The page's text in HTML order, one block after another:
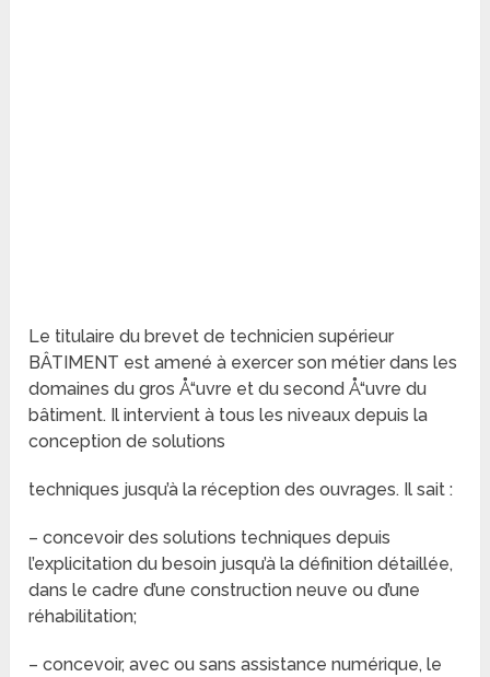
Le titulaire du brevet de technicien supérieur
BÂTIMENT est amené à exercer son métier dans les
domaines du gros Å“uvre et du second Å“uvre du
bâtiment. Il intervient à tous les niveaux depuis la
conception de solutions
techniques jusqu’à la réception des ouvrages. Il sait :
– concevoir des solutions techniques depuis
l’explicitation du besoin jusqu’à la définition détaillée,
dans le cadre d’une construction neuve ou d’une
réhabilitation;
– concevoir, avec ou sans assistance numérique, le